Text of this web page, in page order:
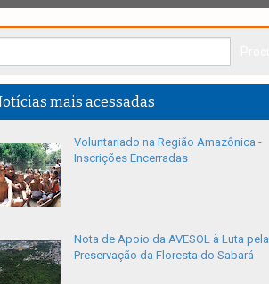
mais acessadas
Voluntariado na Região Amazônica -
Inscrições Encerradas
Nota de Apoio da AVESOL à Luta pela
Preservação da Floresta do Sabará